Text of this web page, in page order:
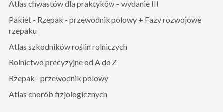
Atlas chwastów dla praktyków – wydanie III
Pakiet - Rzepak - przewodnik polowy + Fazy rozwojowe
rzepaku
Atlas szkodników roślin rolniczych
Rolnictwo precyzyjne od A do Z
Rzepak– przewodnik polowy
Atlas chorób fizjologicznych